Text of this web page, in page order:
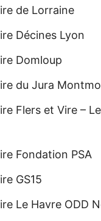
de Lorraine
Décines Lyon
Domloup
du Jura
Flers et Vire –
Fondation PSA
GS15
Le Havre ODD